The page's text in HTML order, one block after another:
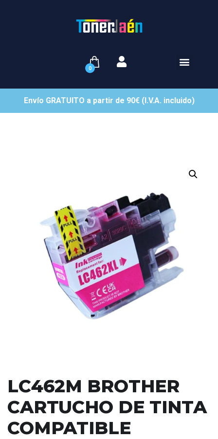
0
Envío GRATUITO a partir de 90€ (I.V.A. incluido)
LC462M BROTHER
CARTUCHO DE TINTA
COMPATIBLE